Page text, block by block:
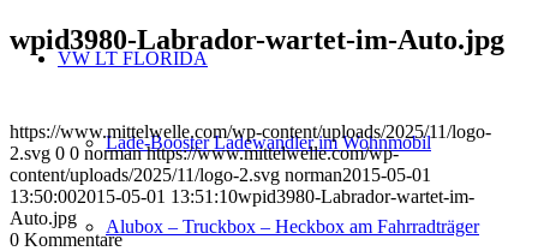
VW LT FLORIDA
Lade-Booster Ladewandler im Wohnmobil
Alubox – Truckbox – Heckbox am Fahrradträger
wpid3980-Labrador-wartet-im-Auto.jpg
https://www.mittelwelle.com/wp-content/uploads/2025/11/logo-
2.svg 0 0 norman https://www.mittelwelle.com/wp-
content/uploads/2025/11/logo-2.svg norman2015-05-01
13:50:002015-05-01 13:51:10wpid3980-Labrador-wartet-im-
Auto.jpg
0 Kommentare